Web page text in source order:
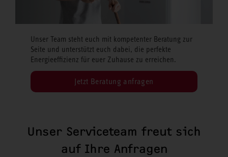
Unser Team steht euch mit kompetenter Beratung zur
Seite und unterstützt euch dabei, die perfekte
Energieeffizienz für euer Zuhause zu erreichen.
Jetzt Beratung anfragen
Unser Serviceteam freut sich
auf Ihre Anfragen